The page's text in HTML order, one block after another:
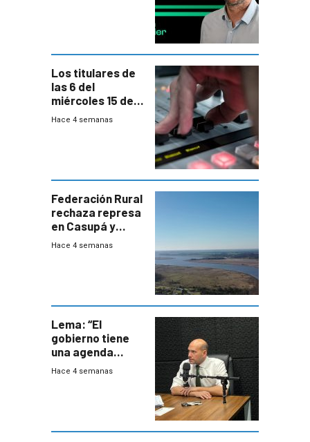
Los titulares de
las 6 del
miércoles 15 de
julio de 2026
Hace 4 semanas
Federación Rural
rechaza represa
en Casupá y
firma demanda
Hace 4 semanas
Lema: “El
gobierno tiene
una agenda
destructiva”
Hace 4 semanas